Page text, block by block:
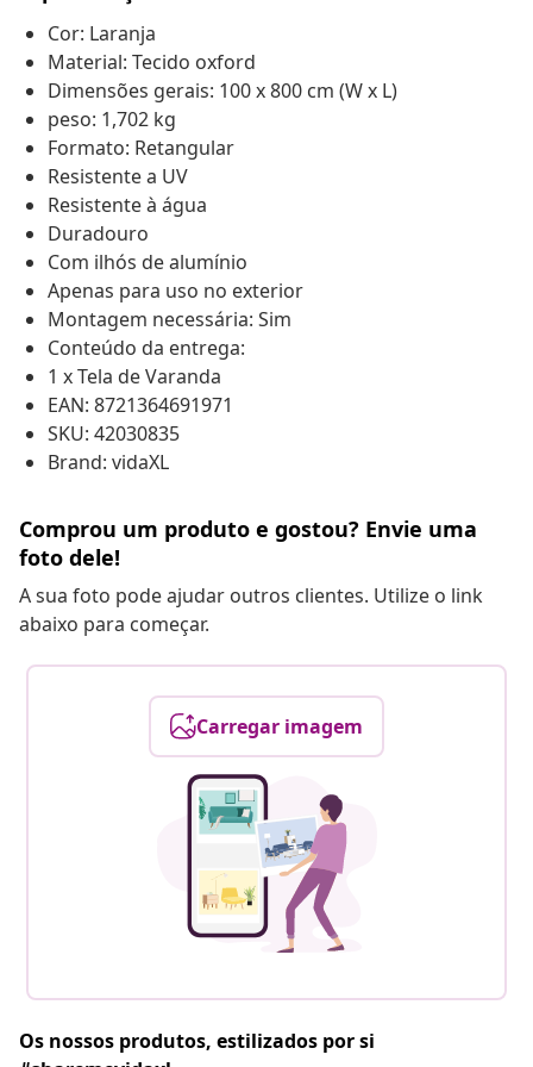
Cor: Laranja
Material: Tecido oxford
Dimensões gerais: 100 x 800 cm (W x L)
peso: 1,702 kg
Formato: Retangular
Resistente a UV
Resistente à água
Duradouro
Com ilhós de alumínio
Apenas para uso no exterior
Montagem necessária: Sim
Conteúdo da entrega:
1 x Tela de Varanda
EAN: 8721364691971
SKU: 42030835
Brand: vidaXL
Comprou um produto e gostou? Envie uma
foto dele!
A sua foto pode ajudar outros clientes. Utilize o link
abaixo para começar.
Carregar imagem
Os nossos produtos, estilizados por si